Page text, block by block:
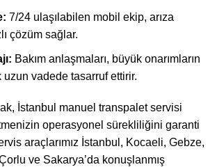
7/24 ulaşılabilen mobil ekip, arıza
çözüm sağlar.
Bakım anlaşmaları, büyük onarımların
vadede tasarruf ettirir.
İstanbul manuel transpalet servisi
operasyonel sürekliliğini garanti
araçlarımız İstanbul, Kocaeli, Gebze,
ve Sakarya’da konuşlanmış